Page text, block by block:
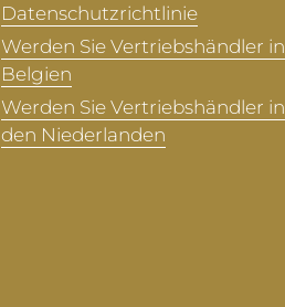
Datenschutzrichtlinie
Werden Sie Vertriebshändler in
Belgien
Werden Sie Vertriebshändler in
den Niederlanden